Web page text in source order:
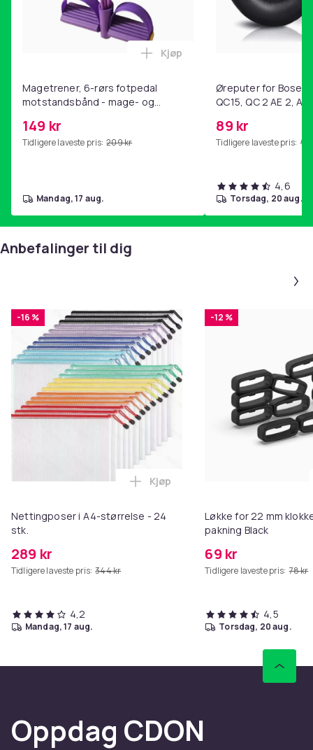
Magetrener, 6-rørs fotpedal
motstandsbånd - mage- og
hjemmegymnastikk Purple
149 kr
Tidligere laveste pris: 209 kr
Legg Magetrener, 6-rørs
Kjøp
mandag, 17 aug.
Øreputer for Bose
QC15, QC 2 AE 2, AE
89 kr
Tidligere laveste pris: 99
4,6
torsdag, 20 aug.
Anbefalinger til dig
-16 %
Nettingposer i A4-størrelse - 24
stk.
289 kr
Tidligere laveste pris: 344 kr
Legg Nettingposer i A4-
Kjøp
4,2
mandag, 17 aug.
-12 %
Løkke for 22 mm
pakning Black
69 kr
Tidligere laveste pris: 78 kr
4,5
torsdag, 20 aug.
Oppdag CDON